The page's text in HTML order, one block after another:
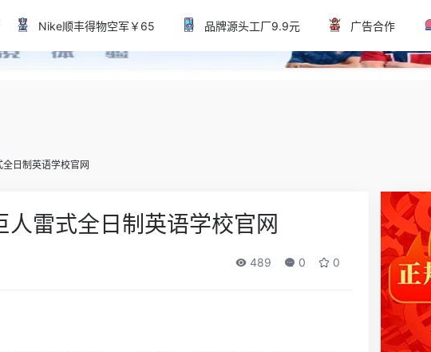
Nike顺丰得物空军￥65 品牌源头工厂9.9元 广告合作
日制英语学校官网
雷式全日制英语学校官网
489 0 0